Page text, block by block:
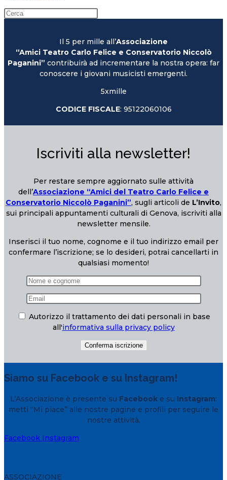
Il 5 per mille all’Associazione
“Amici Teatro Carlo Felice e Conservatorio Niccolò
Paganini” contribuirà ad incrementare la nostra opera: far
conoscere i giovani musicisti emergenti.
5xmille
CODICE FISCALE: 95122060106
Iscriviti alla newsletter!
Per restare sempre aggiornato sulle attività
dell’Associazione “Amici del Teatro Carlo Felice e
Conservatorio Niccolò Paganini”, sugli articoli de L’Invito,
sui principali appuntamenti culturali di Genova, iscriviti alla
newsletter mensile.
Inserisci il tuo nome, cognome e il tuo indirizzo email per
confermare l’iscrizione; se lo desideri, potrai cancellarti in
qualsiasi momento!
Autorizzo il trattamento dei dati personali in base
all'informativa sulla privacy policy
Siamo su Facebook e su Instagram!
L’Associazione è presente su Facebook e su Instagram:
metti “Mi piace” alle nostre pagine e profili per seguire le
nostre attività.
Facebook Instagram
ASSOCIAZIONE